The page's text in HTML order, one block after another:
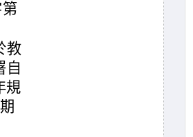
教
自
規